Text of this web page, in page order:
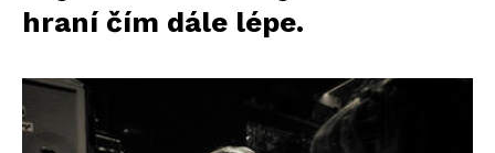
hraní čím dále lépe.